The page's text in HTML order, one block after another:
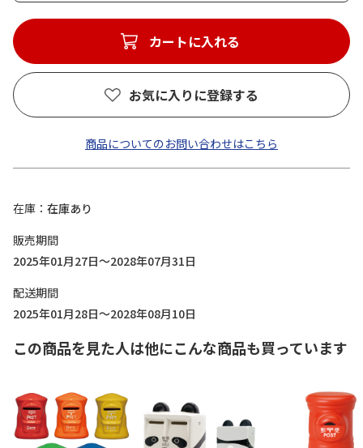
カートに入れる
お気に入りに登録する
商品についてのお問い合わせはこちら
在庫
在庫あり
販売期間
2025年01月27日～2028年07月31日
配送期間
2025年01月28日～2028年08月10日
この商品を見た人は他にこんな商品も買っています